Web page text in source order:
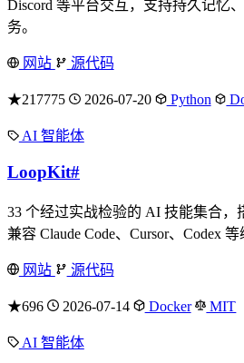
Discord 等平台交互，支持持久记忆
务。
网站 源代码
★217775 2026-07-20 Python
AI 智能体
LoopKit#
33 个经过实战检验的 AI 技能集合，
兼容 Claude Code、Cursor、Codex 等
网站 源代码
★696 2026-07-14 Docker MIT
AI 智能体